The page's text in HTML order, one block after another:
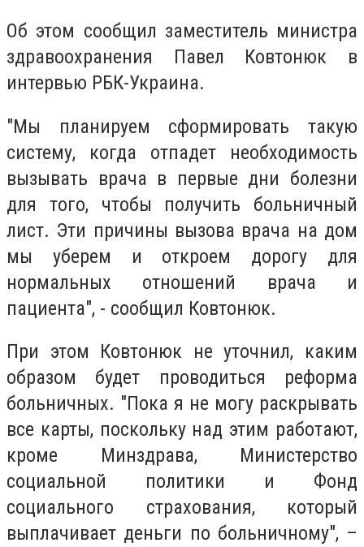
Об этом сообщил заместитель министра
здравоохранения Павел Ковтонюк в
интервью РБК-Украина.
"Мы планируем сформировать такую
систему, когда отпадет необходимость
вызывать врача в первые дни болезни
для того, чтобы получить больничный
лист. Эти причины вызова врача на дом
мы уберем и откроем дорогу для
нормальных отношений врача и
пациента", - сообщил Ковтонюк.
При этом Ковтонюк не уточнил, каким
образом будет проводиться реформа
больничных. "Пока я не могу раскрывать
все карты, поскольку над этим работают,
кроме Минздрава, Министерство
социальной политики и Фонд
социального страхования, который
выплачивает деньги по больничному", –